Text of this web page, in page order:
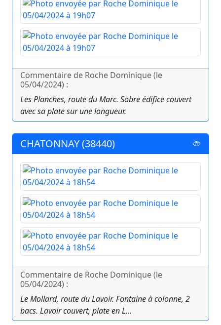
Commentaire de Roche Dominique (le
05/04/2024) :
Les Planches, route du Marc. Sobre édifice couvert
avec sa plate sur une longueur.
CHATONNAY (38440)
Commentaire de Roche Dominique (le
05/04/2024) :
Le Mollard, route du Lavoir. Fontaine à colonne, 2
bacs. Lavoir couvert, plate en L...